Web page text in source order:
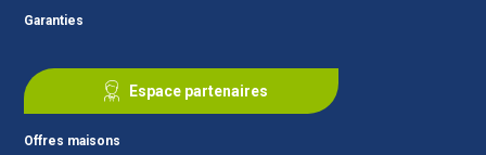
Garanties
Espace partenaires
Offres maisons